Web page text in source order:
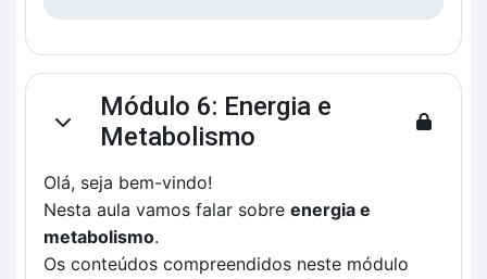
Contrair
Módulo 6: Energia e
Metabolismo
Olá, seja bem-vindo!
Nesta aula vamos falar sobre energia e
metabolismo.
Os conteúdos compreendidos neste módulo